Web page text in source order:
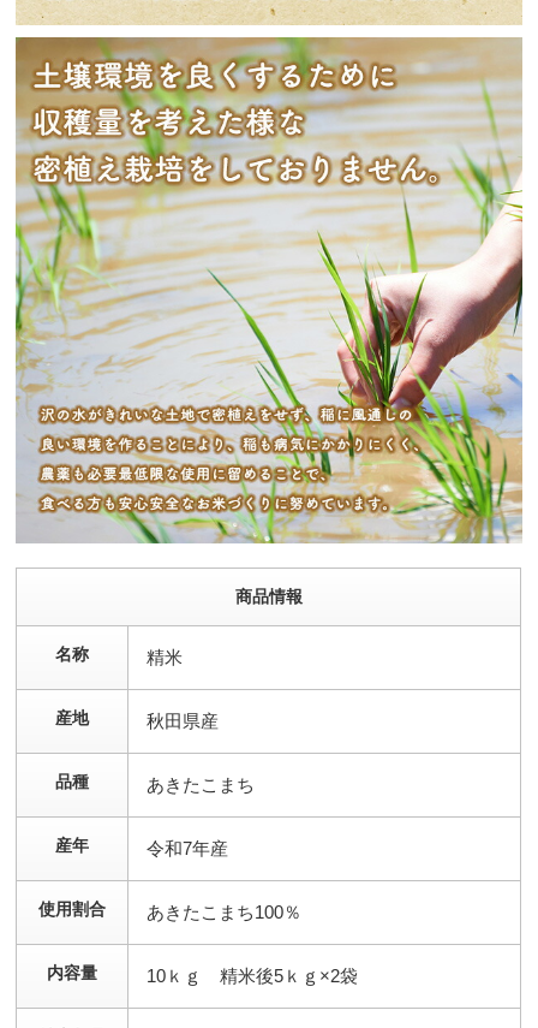
商品情報
名称 精米
産地 秋田県産
品種 あきたこまち
産年 令和7年産
使用割合 あきたこまち100％
内容量 10ｋｇ 精米後5ｋｇ×2袋